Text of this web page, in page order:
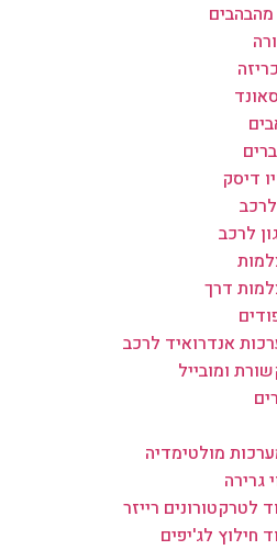
דיסק
לרכב
דרך
אנדרואיד לרכב
ומובייל
מולטימדיה
גרירה
לטרקטורונים רייזר
חילוץ לג'יפים